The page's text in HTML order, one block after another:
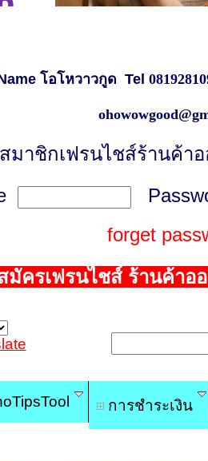
โอโหวาวกูด Tel
สมาชิกเฟรนไชส์ร้านค้า
forget
มัครเฟรนไชส์ ร้านค้าอ
การชำระเงิน